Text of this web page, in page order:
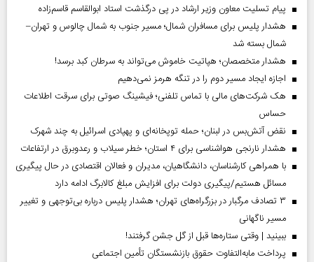
پیام تسلیت معاون وزیر ارشاد در پی درگذشت استاد ابوالقاسم قاسم‌زاده
هشدار پلیس برای مسافران شمال؛ مسیر جنوب به شمال چالوس و تهران–
شمال بسته شد
هشدار متخصصان؛ هپاتیت خاموش می‌تواند به سرطان کبد برسد!
اجازه ایجاد مسیر دوم را در تنگه هرمز نمی‌دهیم
هک شرکت‌های مالی با تماس تلفنی؛ فیشینگ صوتی برای سرقت اطلاعات
حساس
نقض آتش‌بس در لبنان؛ حمله توپخانه‌ای و پهپادی اسرائیل به چند شهرک
هشدار نارنجی هواشناسی برای ۴ استان؛ خطر سیلاب و رعدوبرق در ارتفاعات
با همراهی کارشناسان، دانشگاهیان، مدیران و فعالان اقتصادی در حال پیگیری
مسائل هستیم/پیگیری دولت برای افزایش مبلغ کالابرگ ادامه دارد
۳ تصادف مرگبار در بزرگراه‌های تهران؛ هشدار پلیس درباره بی‌توجهی و تغییر
مسیر ناگهانی
ببینید | وقتی ستاره‌ها قبل از گل جشن گرفتند!
پرداخت مابه‌التفاوت حقوق بازنشستگان تأمین اجتماعی